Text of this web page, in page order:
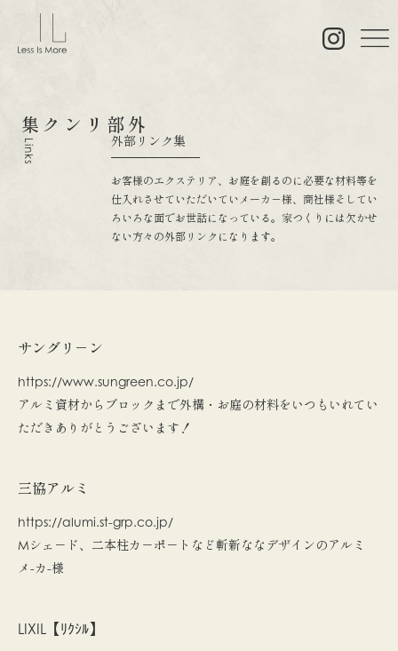
外部
リンク集
Links 外部リンク集
お客様のエクステリア、お庭を創るのに必要な材料等を
仕入れさせていただいていメーカ－様、商社様そしてい
ろいろな面でお世話になっている。家つくりには欠かせ
ない方々の外部リンクになります。
サングリ－ン
https://www.sungreen.co.jp/
アルミ資材からブロックまで外構・お庭の材料をいつもいれてい
ただきありがとうございます！
三協アルミ
https://alumi.st-grp.co.jp/
Mシェ－ド、二本柱カ－ポ－トなど斬新ななデザインのアルミ
メ-カ-様
LIXIL【ﾘｸｼﾙ】